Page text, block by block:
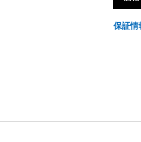
保証情